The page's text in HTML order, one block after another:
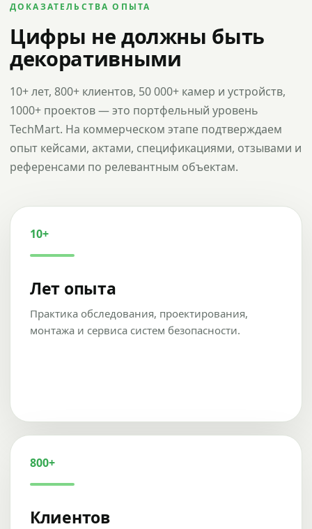
ДОКАЗАТЕЛЬСТВА ОПЫТА
Цифры не должны быть
декоративными
10+ лет, 800+ клиентов, 50 000+ камер и устройств,
1000+ проектов — это портфельный уровень
TechMart. На коммерческом этапе подтверждаем
опыт кейсами, актами, спецификациями, отзывами и
референсами по релевантным объектам.
10+
Лет опыта
Практика обследования, проектирования,
монтажа и сервиса систем безопасности.
800+
Клиентов